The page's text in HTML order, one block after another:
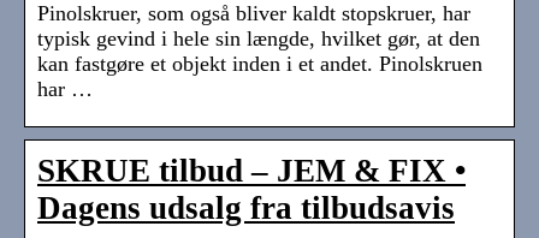
Pinolskruer, som også bliver kaldt stopskruer, har
typisk gevind i hele sin længde, hvilket gør, at den
kan fastgøre et objekt inden i et andet. Pinolskruen
har …
SKRUE tilbud – JEM & FIX •
Dagens udsalg fra tilbudsavis